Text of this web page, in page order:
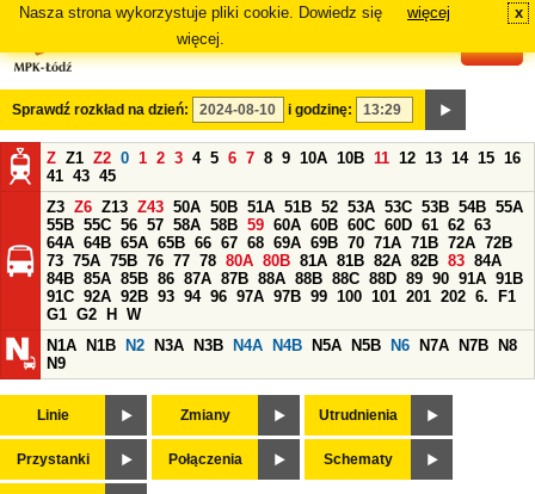
Nasza strona wykorzystuje pliki cookie. Dowiedz się
więcej.
więcej x
Sprawdź rozkład na dzień: i godzinę:
Z Z1 Z2 0 1 2 3 4 5 6 7 8 9 10A 10B 11 12 13 14 15 16
41 43 45
Z3 Z6 Z13 Z43 50A 50B 51A 51B 52 53A 53C 53B 54B 55A
55B 55C 56 57 58A 58B 59 60A 60B 60C 60D 61 62 63
64A 64B 65A 65B 66 67 68 69A 69B 70 71A 71B 72A 72B
73 75A 75B 76 77 78 80A 80B 81A 81B 82A 82B 83 84A
84B 85A 85B 86 87A 87B 88A 88B 88C 88D 89 90 91A 91B
91C 92A 92B 93 94 96 97A 97B 99 100 101 201 202 6.
F1
G1 G2 H
W
N1A
N1B N2 N3A N3B N4A N4B N5A N5B N6 N7A N7B
N8
N9
Linie Zmiany Utrudnienia
Przystanki Połączenia Schematy